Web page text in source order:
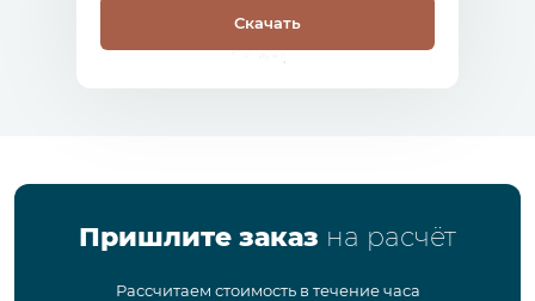
Скачать
Пришлите заказ на расчёт
Рассчитаем стоимость в течение часа